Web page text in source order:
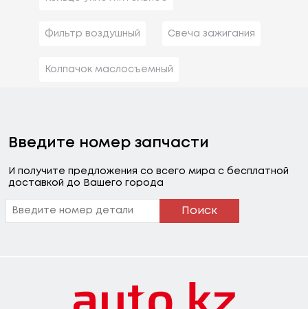
Фильтр воздушный Свеча зажигания
Колпачок маслосъемный
Введите номер запчасти
И получите предложения со всего мира с бесплатной
доставкой до Вашего города
Поиск